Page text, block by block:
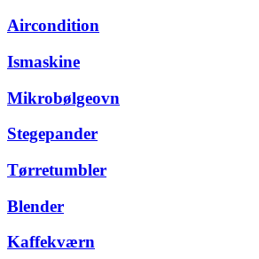
Aircondition
Ismaskine
Mikrobølgeovn
Stegepander
Tørretumbler
Blender
Kaffekværn